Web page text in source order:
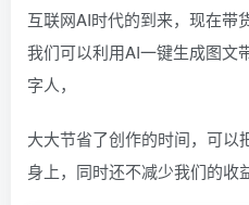
互联网AI时代的到来，现在带
我们可以利用AI一键生成图文
字人，
大大节省了创作的时间，可以
身上，同时还不减少我们的收